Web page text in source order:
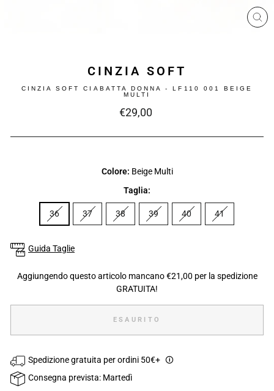
CINZIA SOFT
CINZIA SOFT CIABATTA DONNA - LF110 001 BEIGE
MULTI
Prezzo
€29,00
Colore: Beige Multi
Taglia:
36 37 38 39 40 41
Guida Taglie
Aggiungendo questo articolo mancano €21,00 per la spedizione
GRATUITA!
ESAURITO
Spedizione gratuita per ordini 50€+ 🛈
Consegna prevista: Martedì